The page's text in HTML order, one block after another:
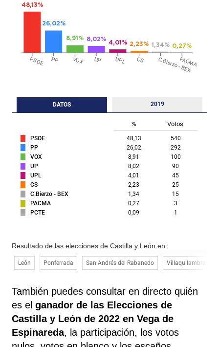
PSOE PP VOX UP UPL CS C.Bierzo - BEX
PACMA
48,13%
26,02%
8,91% 8,02% 4,01% 2,23% 1,34% 0,27%
DATOS 2019
% Votos
PSOE 48,13
540
PP
26,02
292
VOX
8,91
100
UP
8,02
90
UPL
4,01
45
CS
2,23
25
C.Bierzo - BEX
1,34
15
PACMA
0,27
3
PCTE
0,09 1
Resultado de las elecciones de Castilla y León en:
León Ponferrada San Andrés del Rabanedo Villaquilambre
También puedes consultar en directo quién
es el ganador de las Elecciones de
Castilla y León de 2022 en Vega de
Espinareda, la participación, los votos